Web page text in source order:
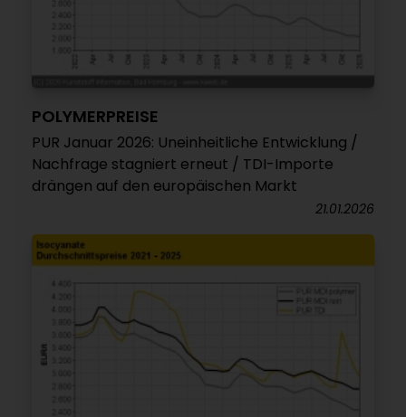
POLYMERPREISE
PUR Januar 2026: Uneinheitliche Entwicklung /
Nachfrage stagniert erneut / TDI-Importe
drängen auf den europäischen Markt
21.01.2026